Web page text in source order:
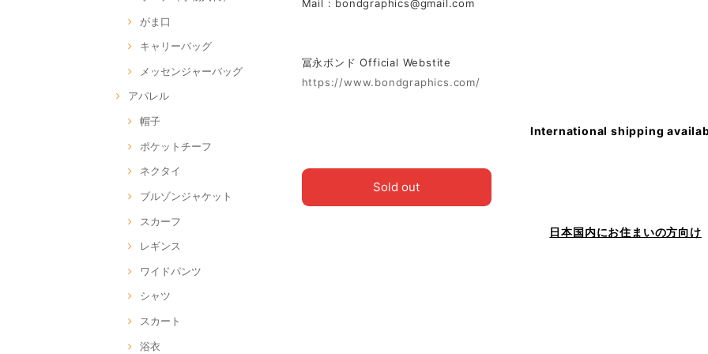
がま口
キャリーバッグ
メッセンジャーバッグ
アパレル
帽子
ポケットチーフ
ネクタイ
ブルゾンジャケット
スカーフ
レギンス
ワイドパンツ
シャツ
スカート
浴衣
Mail : bondgraphics@gmail.com
冨永ボンド Official Webstite
https://www.bondgraphics.com/
International shipping
Sold out
日本国内にお住まいの方向け